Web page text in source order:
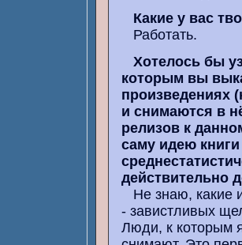
Какие у вас
Работать.
Хотелось бы
которым вы
произведениях
и снимаются в
релизов к
саму идею
действительно
Не знаю, какие
- завистливых
Люди, к которым